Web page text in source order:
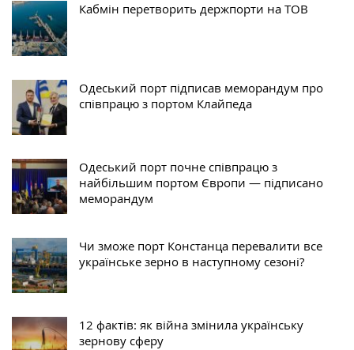
Кабмін перетворить держпорти на ТОВ
Одеський порт підписав меморандум про
співпрацю з портом Клайпеда
Одеський порт почне співпрацю з
найбільшим портом Європи — підписано
меморандум
Чи зможе порт Констанца перевалити все
українське зерно в наступному сезоні?
12 фактів: як війна змінила українську
зернову сферу